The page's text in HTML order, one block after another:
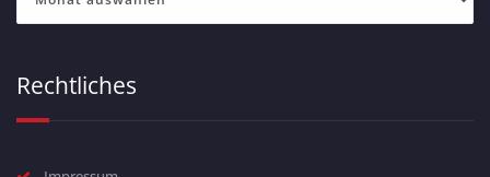
Rechtliches